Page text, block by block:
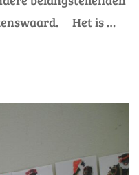
Het is …